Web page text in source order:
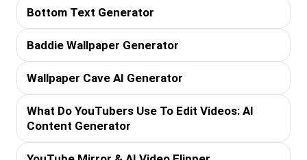
Bottom Text Generator
Baddie Wallpaper Generator
Wallpaper Cave AI Generator
What Do YouTubers Use To Edit Videos: AI
Content Generator